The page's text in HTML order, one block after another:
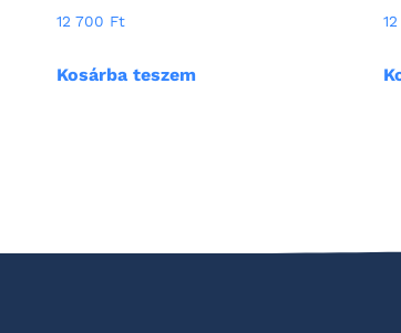
12 700 Ft
Kosárba teszem